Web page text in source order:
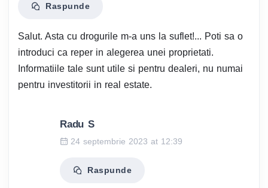
Raspunde
Salut. Asta cu drogurile m-a uns la suflet!... Poti sa o
introduci ca reper in alegerea unei proprietati.
Informatiile tale sunt utile si pentru dealeri, nu numai
pentru investitorii in real estate.
Radu S
24 septembrie 2023 at 12:39
Raspunde